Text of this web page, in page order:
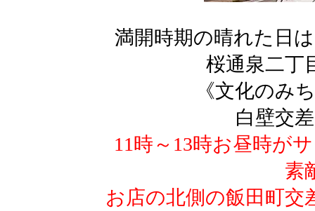
満開時期の晴れた日
桜通泉二丁
《文化のみ
白壁交
11時～13時お昼時が
素
お店の北側の飯田町交